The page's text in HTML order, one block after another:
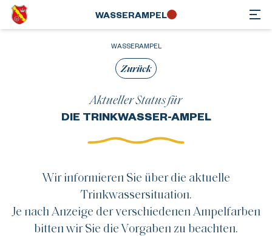
WASSER­AMPEL
Zurück
WASSERAMPEL
Aktueller Status für
DIE TRINKWASSER-AMPEL
Wir informieren Sie über die aktuelle
Trinkwassersituation.
Je nach Anzeige der verschiedenen Ampelfarben
bitten wir Sie die Vorgaben zu beachten.